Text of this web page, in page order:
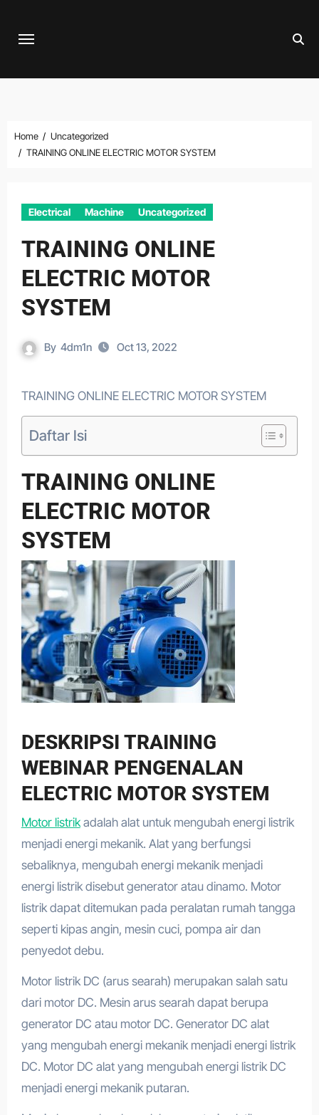
Home
Uncategorized
TRAINING ONLINE ELECTRIC MOTOR SYSTEM
Electrical Machine Uncategorized
TRAINING ONLINE
ELECTRIC MOTOR
SYSTEM
By 4dm1n Oct 13, 2022
TRAINING ONLINE ELECTRIC MOTOR SYSTEM
Daftar Isi
TRAINING ONLINE
ELECTRIC MOTOR
SYSTEM
DESKRIPSI TRAINING
WEBINAR PENGENALAN
ELECTRIC MOTOR SYSTEM
Motor listrikadalah alat untuk mengubah energi listrik
menjadi energi mekanik. Alat yang berfungsi
sebaliknya, mengubah energi mekanik menjadi
energi listrik disebut generator atau dinamo. Motor
listrik dapat ditemukan pada peralatan rumah tangga
seperti kipas angin, mesin cuci, pompa air dan
penyedot debu.
Motor listrik DC (arus searah) merupakan salah satu
dari motor DC. Mesin arus searah dapat berupa
generator DC atau motor DC. Generator DC alat
yang mengubah energi mekanik menjadi energi listrik
DC. Motor DC alat yang mengubah energi listrik DC
menjadi energi mekanik putaran.